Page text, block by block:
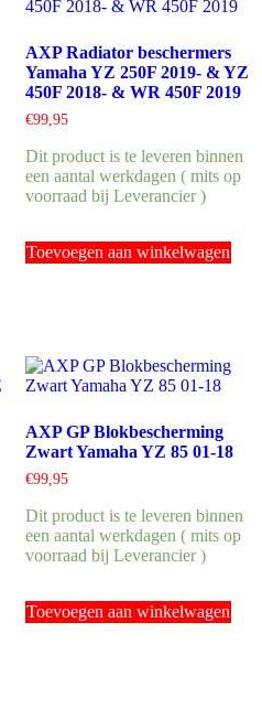
AXP Radiator beschermers
Yamaha YZ 250F 2019- & YZ
450F 2018- & WR 450F 2019
€99,95
Dit product is te leveren binnen
een aantal werkdagen ( mits op
voorraad bij Leverancier )
Toevoegen aan winkelwagen
AXP GP Blokbescherming
Zwart Yamaha YZ 85 01-18
€99,95
Dit product is te leveren binnen
een aantal werkdagen ( mits op
voorraad bij Leverancier )
Toevoegen aan winkelwagen